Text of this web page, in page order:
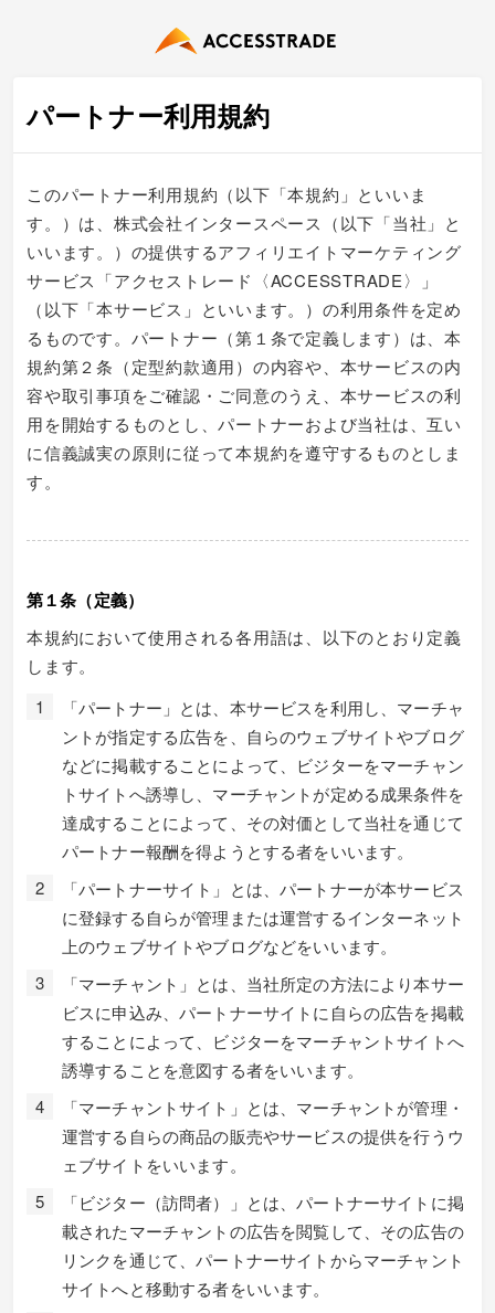
パートナー利用規約
このパートナー利用規約（以下「本規約」といいま
す。）は、株式会社インタースペース（以下「当社」と
いいます。）の提供するアフィリエイトマーケティング
サービス「アクセストレード〈ACCESSTRADE〉」
（以下「本サービス」といいます。）の利用条件を定め
るものです。パートナー（第１条で定義します）は、本
規約第２条（定型約款適用）の内容や、本サービスの内
容や取引事項をご確認・ご同意のうえ、本サービスの利
用を開始するものとし、パートナーおよび当社は、互い
に信義誠実の原則に従って本規約を遵守するものとしま
す。
第１条（定義）
本規約において使用される各用語は、以下のとおり定義
します。
「パートナー」とは、本サービスを利用し、マーチャ
ントが指定する広告を、自らのウェブサイトやブログ
などに掲載することによって、ビジターをマーチャン
トサイトへ誘導し、マーチャントが定める成果条件を
達成することによって、その対価として当社を通じて
パートナー報酬を得ようとする者をいいます。
「パートナーサイト」とは、パートナーが本サービス
に登録する自らが管理または運営するインターネット
上のウェブサイトやブログなどをいいます。
「マーチャント」とは、当社所定の方法により本サー
ビスに申込み、パートナーサイトに自らの広告を掲載
することによって、ビジターをマーチャントサイトへ
誘導することを意図する者をいいます。
「マーチャントサイト」とは、マーチャントが管理・
運営する自らの商品の販売やサービスの提供を行うウ
ェブサイトをいいます。
「ビジター（訪問者）」とは、パートナーサイトに掲
載されたマーチャントの広告を閲覧して、その広告の
リンクを通じて、パートナーサイトからマーチャント
サイトへと移動する者をいいます。